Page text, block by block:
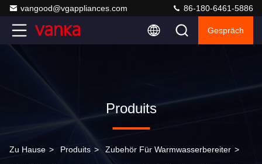
vangood@vgappliances.com 86-180-6461-5886
Gespräch
Produits
Zu Hause > Produits > Zubehör Für Warmwasserbereiter >